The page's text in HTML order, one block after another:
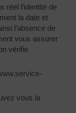
réel l’identité de
la date et
l’absence de
vous assurer
vérifie
vous la